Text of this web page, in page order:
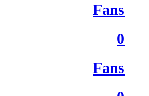
Fans
0
Fans